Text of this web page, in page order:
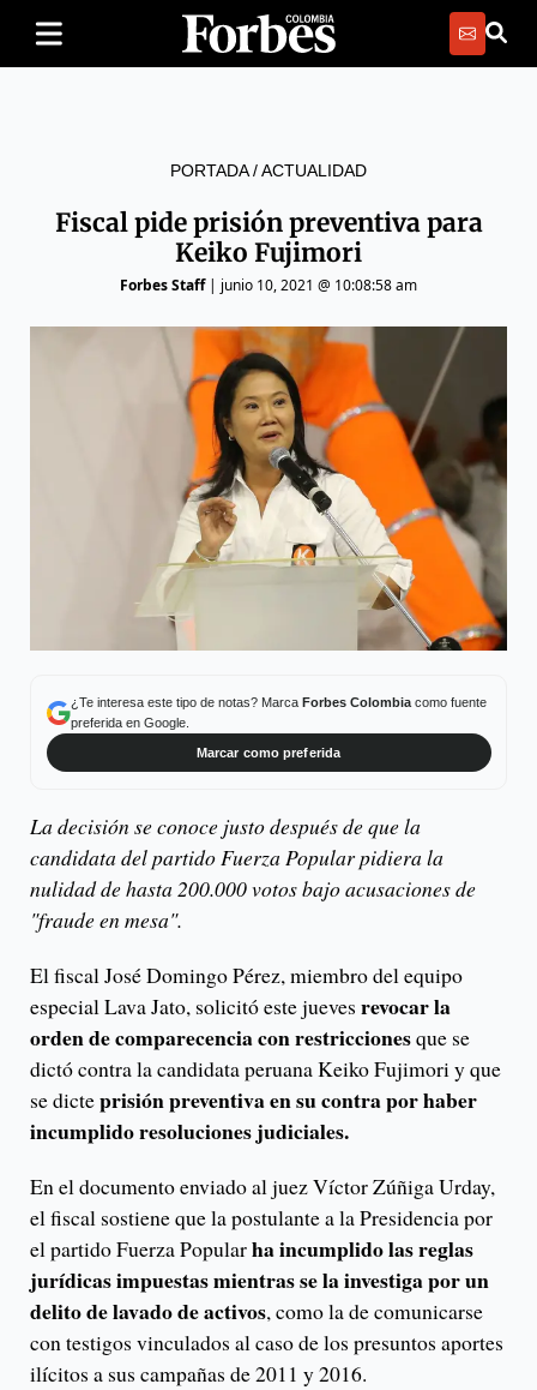
PORTADA/ACTUALIDAD
Fiscal pide prisión preventiva para
Keiko Fujimori
Forbes Staff| junio 10, 2021 @ 10:08:58 am
¿Te interesa este tipo de notas? Marca Forbes Colombiacomo fuente
preferida en Google.
Marcar como preferida
La decisión se conoce justo después de que la
candidata del partido Fuerza Popular pidiera la
nulidad de hasta 200.000 votos bajo acusaciones de
"fraude en mesa".
El fiscal José Domingo Pérez, miembro del equipo
especial Lava Jato, solicitó este jueves revocar la
orden de comparecencia con restriccionesque se
dictó contra la candidata peruana Keiko Fujimori y que
se dicteprisión preventiva en su contra por haber
incumplido resoluciones judiciales.
En el documento enviado al juez Víctor Zúñiga Urday,
el fiscal sostiene que la postulante a la Presidencia por
el partido Fuerza Popularha incumplido las reglas
jurídicas impuestas mientras se la investiga por un
delito de lavado de activos, como la de comunicarse
con testigos vinculados al caso de los presuntos aportes
ilícitos a sus campañas de 2011 y 2016.